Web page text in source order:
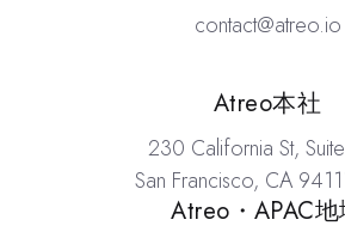
contact@atreo.io
Atreo本社
230 California St,
San Francisco, CA
Atreo・APAC